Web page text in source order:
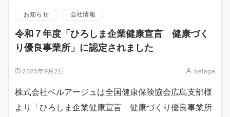
お知らせ 会社情報
令和７年度「ひろしま企業健康宣言 健康づく
り優良事業所」に認定されました
2025年9月2日 belage
株式会社ベルアージュは全国健康保険協会広島支部様
より「ひろしま企業健康宣言 健康づくり優良事業所